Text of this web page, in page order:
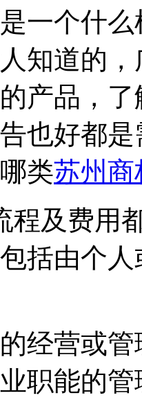
一个什
知道的
产品，
也好都
类苏州商
程及费用
括由个
经营或
职能的